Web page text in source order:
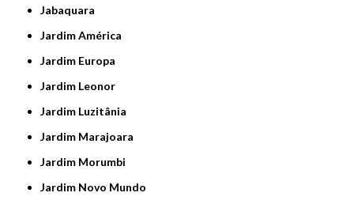
Jabaquara
Jardim América
Jardim Europa
Jardim Leonor
Jardim Luzitânia
Jardim Marajoara
Jardim Morumbi
Jardim Novo Mundo